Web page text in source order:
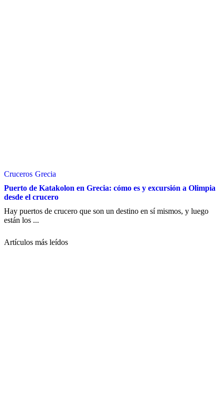
Cruceros Grecia
Puerto de Katakolon en Grecia: cómo es y excursión a Olimpia
desde el crucero
Hay puertos de crucero que son un destino en sí mismos, y luego
están los ...
Artículos más leídos